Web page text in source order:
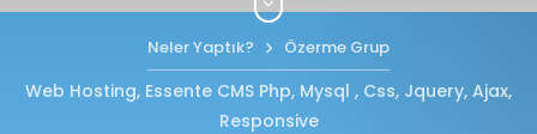
Neler Yaptık? Özerme Grup
Web Hosting, Essente CMS Php, Mysql , Css, Jquery, Ajax,
Responsive